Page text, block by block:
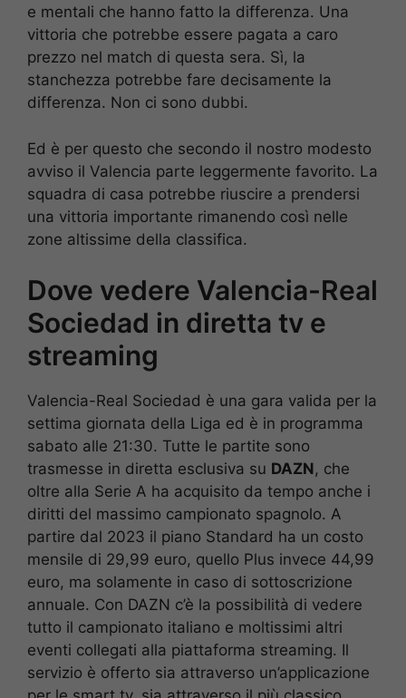
e mentali che hanno fatto la differenza. Una
vittoria che potrebbe essere pagata a caro
prezzo nel match di questa sera. Sì, la
stanchezza potrebbe fare decisamente la
differenza. Non ci sono dubbi.
Ed è per questo che secondo il nostro modesto
avviso il Valencia parte leggermente favorito. La
squadra di casa potrebbe riuscire a prendersi
una vittoria importante rimanendo così nelle
zone altissime della classifica.
Dove vedere Valencia-Real
Sociedad in diretta tv e
streaming
Valencia-Real Sociedad è una gara valida per la
settima giornata della Liga ed è in programma
sabato alle 21:30. Tutte le partite sono
trasmesse in diretta esclusiva su DAZN, che
oltre alla Serie A ha acquisito da tempo anche i
diritti del massimo campionato spagnolo. A
partire dal 2023 il piano Standard ha un costo
mensile di 29,99 euro, quello Plus invece 44,99
euro, ma solamente in caso di sottoscrizione
annuale. Con DAZN c’è la possibilità di vedere
tutto il campionato italiano e moltissimi altri
eventi collegati alla piattaforma streaming. Il
servizio è offerto sia attraverso un’applicazione